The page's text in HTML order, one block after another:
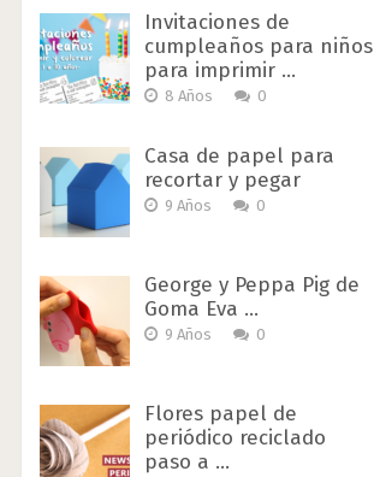
Invitaciones de
cumpleaños para niños
para imprimir …
8 Años 0
Casa de papel para
recortar y pegar
9 Años 0
George y Peppa Pig de
Goma Eva …
9 Años 0
Flores papel de
periódico reciclado
paso a …